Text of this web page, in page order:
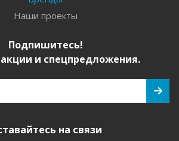
Наши проекты
Подпишитесь!
и спецпредложения.
на связи